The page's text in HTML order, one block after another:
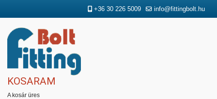
+36 30 226 5009 info@fittingbolt.hu
KOSARAM
A kosár üres